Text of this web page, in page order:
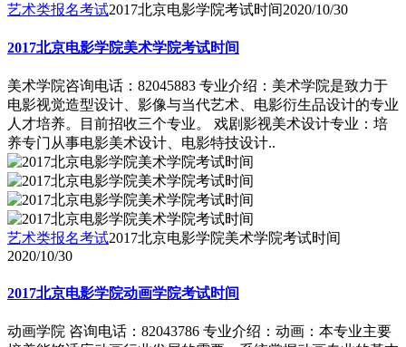
艺术类报名考试2017北京电影学院考试时间2020/10/30
2017北京电影学院美术学院考试时间
美术学院咨询电话：82045883 专业介绍：美术学院是致力于
电影视觉造型设计、影像与当代艺术、电影衍生品设计的专业
人才培养。目前招收三个专业。 戏剧影视美术设计专业：培
养专门从事电影美术设计、电影特技设计..
艺术类报名考试2017北京电影学院美术学院考试时间
2020/10/30
2017北京电影学院动画学院考试时间
动画学院 咨询电话：82043786 专业介绍：动画：本专业主要